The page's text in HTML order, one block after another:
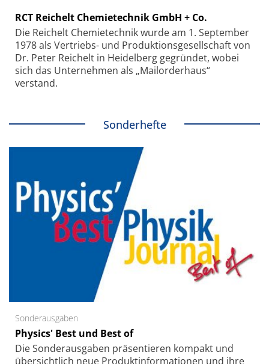
RCT Reichelt Chemietechnik GmbH + Co.
Die Reichelt Chemietechnik wurde am 1. September
1978 als Vertriebs- und Produktionsgesellschaft von
Dr. Peter Reichelt in Heidelberg gegründet, wobei
sich das Unternehmen als „Mailorderhaus“
verstand.
Sonderhefte
Sonderausgaben
Physics' Best und Best of
Die Sonder­ausgaben präsentieren kompakt und
übersichtlich neue Produkt­informationen und ihre